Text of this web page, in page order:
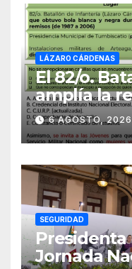
LÁZARO CÁRDENAS
El 82/o.
amplía la
Catilla del
Nacional
6 AGOSTO, 2026
SEGURIDAD
Presidenta
Jornada